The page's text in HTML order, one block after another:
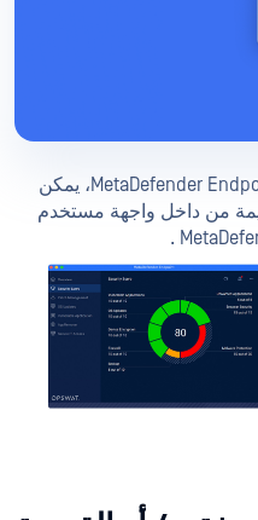
من داخل واجهة مستخدم MetaDefender Endpoint UI، يمكن
من داخل واجهة مستخدم